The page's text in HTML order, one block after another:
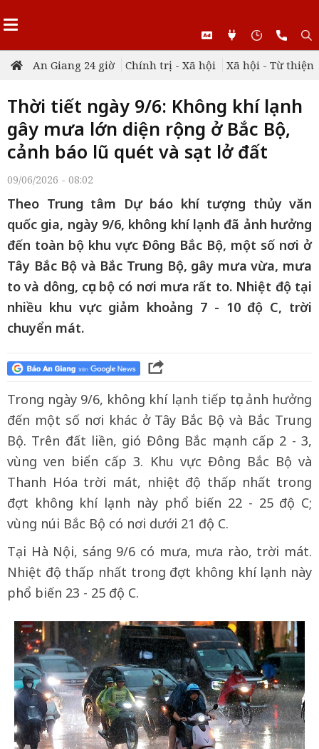
An Giang 24 giờ Chính trị - Xã hội Xã hội - Từ thiện
Thời tiết ngày 9/6: Không khí lạnh
gây mưa lớn diện rộng ở Bắc Bộ,
cảnh báo lũ quét và sạt lở đất
09/06/2026 - 08:02
Theo Trung tâm Dự báo khí tượng thủy văn
quốc gia, ngày 9/6, không khí lạnh đã ảnh hưởng
đến toàn bộ khu vực Đông Bắc Bộ, một số nơi ở
Tây Bắc Bộ và Bắc Trung Bộ, gây mưa vừa, mưa
to và dông, cục bộ có nơi mưa rất to. Nhiệt độ tại
nhiều khu vực giảm khoảng 7 - 10 độ C, trời
chuyển mát.
Trong ngày 9/6, không khí lạnh tiếp tục ảnh hưởng
đến một số nơi khác ở Tây Bắc Bộ và Bắc Trung
Bộ. Trên đất liền, gió Đông Bắc mạnh cấp 2 - 3,
vùng ven biển cấp 3. Khu vực Đông Bắc Bộ và
Thanh Hóa trời mát, nhiệt độ thấp nhất trong
đợt không khí lạnh này phổ biến 22 - 25 độ C;
vùng núi Bắc Bộ có nơi dưới 21 độ C.
Tại Hà Nội, sáng 9/6 có mưa, mưa rào, trời mát.
Nhiệt độ thấp nhất trong đợt không khí lạnh này
phổ biến 23 - 25 độ C.